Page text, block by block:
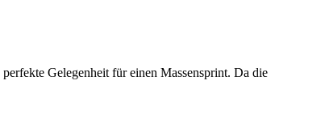
Gelegenheit für einen Massensprint. Da die